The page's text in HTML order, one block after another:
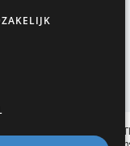
aan BEDRIJVEN en